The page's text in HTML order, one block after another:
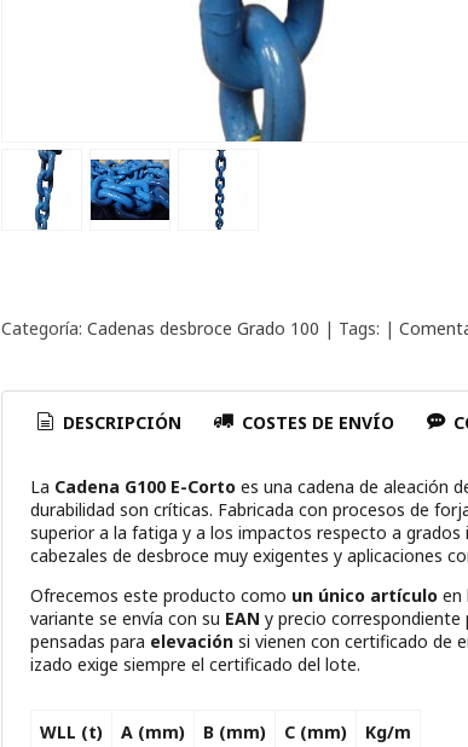
Categoría: Cadenas desbroce Grado 100 | Tags: |
DESCRIPCIÓN COSTES DE ENVÍO
La Cadena G100 E-Corto es una cadena de aleación
durabilidad son críticas. Fabricada con procesos de
superior a la fatiga y a los impactos respecto a
cabezales de desbroce muy exigentes y aplicaciones
Ofrecemos este producto como un único artículo en
variante se envía con su EAN y precio correspondiente
pensadas para elevación si vienen con certificado de
izado exige siempre el certificado del lote.
WLL (t) A (mm) B (mm) C (mm)
Kg/m